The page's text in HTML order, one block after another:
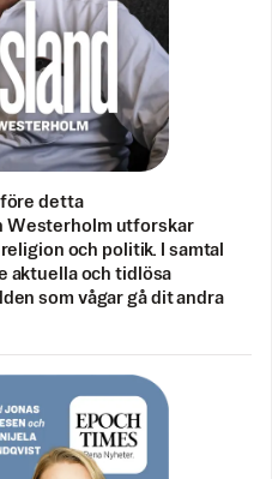
detta
Westerholm utforskar
och politik. I samtal
aktuella och tidlösa
som vågar gå dit andra